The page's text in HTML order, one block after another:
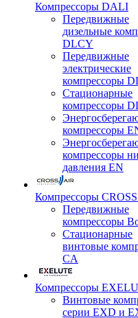
Компрессоры DALI
Передвижные
дизельные
DLCY
Передвижные
электрические
компрессоры
Стационарные
компрессоры
компрессоры
компрессоры
давления EN
Компрессоры
Передвижные
компрессоры
Стационарные
винтовые
CA
Компрессоры
Винтовые
серии EXD и